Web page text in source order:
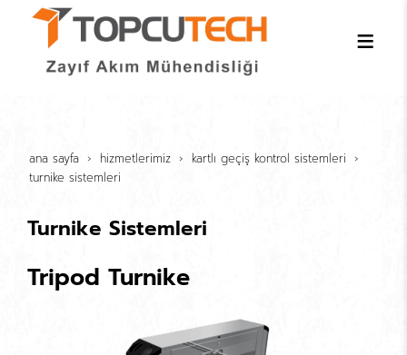
ana sayfa hi̇zmetleri̇mi̇z
kartli geçi̇ş kontrol si̇stemleri̇
turnike sistemleri
Turnike Sistemleri
Tripod Turnike